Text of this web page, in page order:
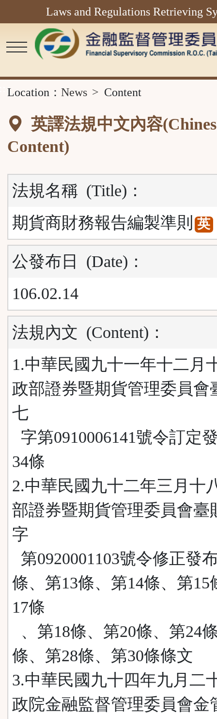
Laws and Regulations Retrieving
Location： News Content
英譯法規中文內容
Content)
法規名稱 (Title) ：
期貨商財務報告編製準則 英
公發布日 (Date) ：
106.02.14
法規內文 (Content) ：
1.中華民國九十一年十二月
政部證券暨期貨管理委員會
七
字第0910006141號令訂定
34條
2.中華民國九十二年三月十
部證券暨期貨管理委員會臺
字
第0920001103號令修正發
條、第13條、第14條、第15
17條
、第18條、第20條、第24
條、第28條、第30條條文
3.中華民國九十四年九月二
政院金融監督管理委員會金